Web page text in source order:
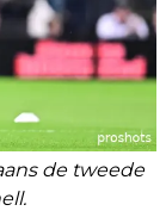
de tweede